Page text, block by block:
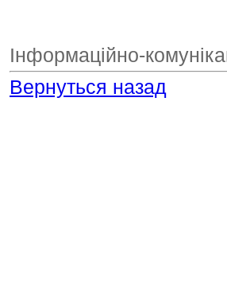
Інформаційно-
Вернуться назад